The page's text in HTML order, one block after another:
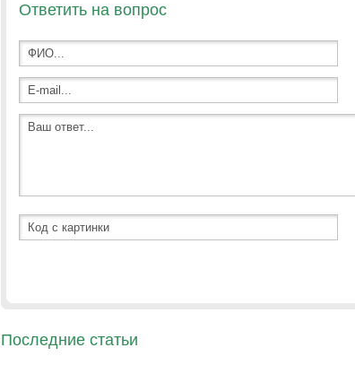
Ответить на вопрос
Последние статьи